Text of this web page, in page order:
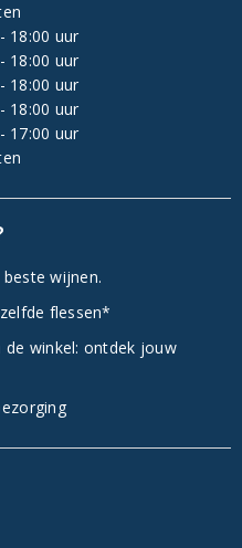
18:00 uur
18:00 uur
18:00 uur
18:00 uur
17:00 uur
wijnen.
flessen*
winkel: ontdek jouw